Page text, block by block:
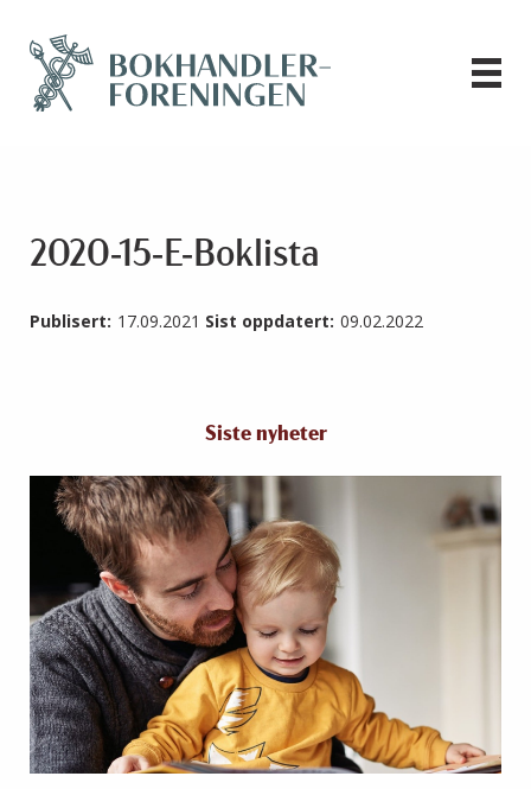
2020-15-E-Boklista
Publisert: 17.09.2021 Sist oppdatert: 09.02.2022
Siste nyheter